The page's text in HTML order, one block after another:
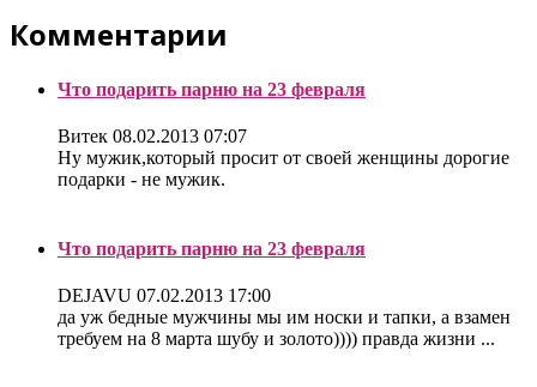
Комментарии
Что подарить парню на 23 февраля
Витек 08.02.2013 07:07
Ну мужик,который просит от своей женщины дорогие
подарки - не мужик.
Что подарить парню на 23 февраля
DEJAVU 07.02.2013 17:00
да уж бедные мужчины мы им носки и тапки, а взамен
требуем на 8 марта шубу и золото)))) правда жизни ...